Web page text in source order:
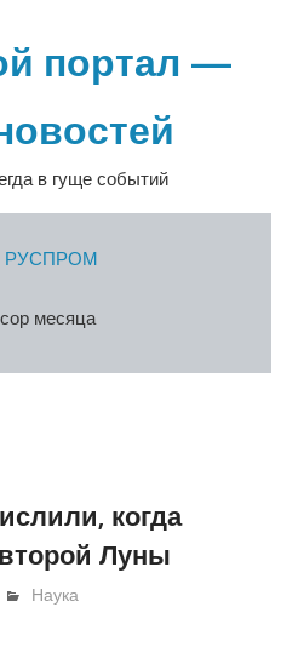
портал —
в гуще событий
месяца
когда
Луны
Наука